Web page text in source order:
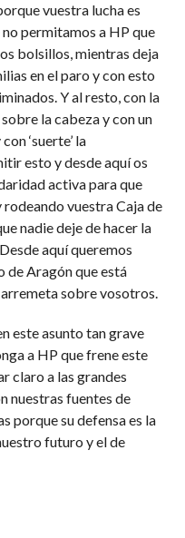
vuestra lucha es
permitamos a HP que
bolsillos, mientras deja
en el paro y con esto
Y al resto, con la
la cabeza y con un
‘suerte’ la
esto y desde aquí os
activa para que
vuestra Caja de
nadie deje de hacer la
aquí queremos
Aragón que está
sobre vosotros.
este asunto tan grave
a HP que frene este
claro a las grandes
nuestras fuentes de
porque su defensa es la
futuro y el de